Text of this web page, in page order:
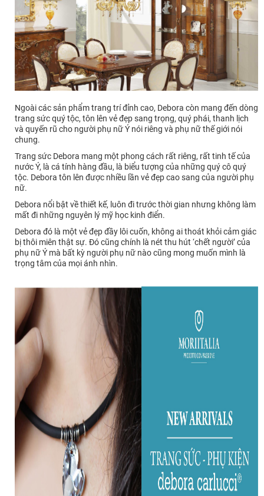
Ngoài các sản phẩm trang trí đỉnh cao, Debora còn mang đến dòng
trang sức quý tộc, tôn lên vẻ đẹp sang trọng, quý phái, thanh lịch
và quyến rũ cho người phụ nữ Ý nói riêng và phụ nữ thế giới nói
chung.
Trang sức Debora mang một phong cách rất riêng, rất tinh tế của
nước Ý, là cá tính hàng đầu, là biểu tượng của những quý cô quý
tộc. Debora tôn lên được nhiều lần vẻ đẹp cao sang của người phụ
nữ.
Debora nổi bật về thiết kế, luôn đi trước thời gian nhưng không làm
mất đi những nguyên lý mỹ học kinh điển.
Debora đó là một vẻ đẹp đầy lôi cuốn, không ai thoát khỏi cảm giác
bị thôi miên thật sự. Đó cũng chính là nét thu hút ‘chết người’ của
phụ nữ Ý mà bất kỳ người phụ nữ nào cũng mong muốn mình là
trọng tâm của mọi ánh nhìn.